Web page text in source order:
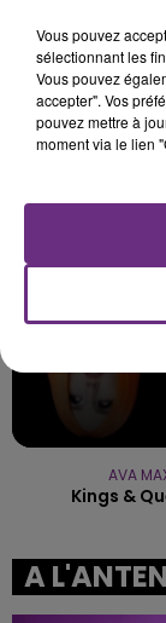
LANA DEL
AVA
Kings &
A
Vous pouvez
sélectionnant les
Vous pouvez
accepter". Vos
pouvez mettre à
moment via le lien